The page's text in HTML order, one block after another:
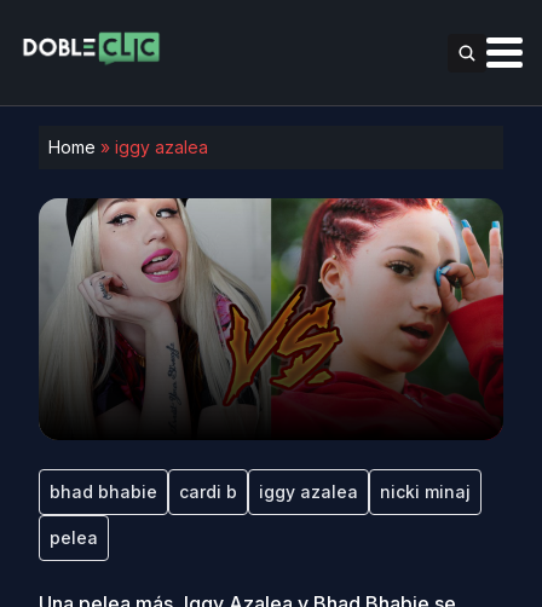
Home » iggy azalea
bhad bhabie cardi b iggy azalea nicki minaj
pelea